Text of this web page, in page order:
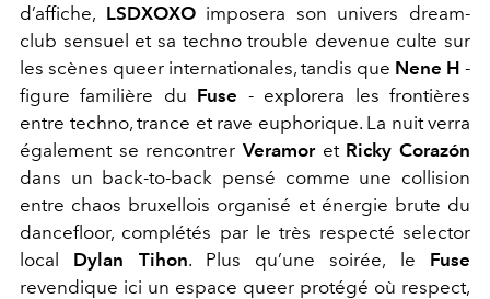
d’affiche, LSDXOXOimposera son univers dream-
club sensuel et sa techno trouble devenue culte sur
les scènes queer internationales, tandis que Nene H -
figure familière du Fuse - explorera les frontières
entre techno, trance et rave euphorique. La nuit verra
également se rencontrer Veramoret Ricky Corazón
dans un back-to-back pensé comme une collision
entre chaos bruxellois organisé et énergie brute du
dancefloor, complétés par le très respecté selector
local Dylan Tihon. Plus qu’une soirée, le Fuse
revendique ici un espace queer protégé où respect,